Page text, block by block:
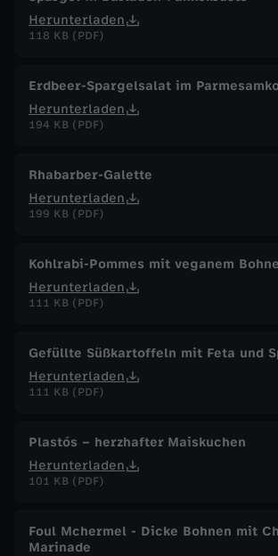
Herunterladen
118 KB (PDF)
Erdbeer-Spargelsalat im
Herunterladen
194 KB (PDF)
Rhabarber-Galette
Herunterladen
199 KB (PDF)
Kohlrabi-Pommes mit veganem
Herunterladen
111 KB (PDF)
Gefüllte Süßkartoffeln mit Feta und
Herunterladen
111 KB (PDF)
Plastós – herzhafter Maiskuchen
Herunterladen
101 KB (PDF)
Foul Mchermel - Dicke Bohnen mit
Marinade